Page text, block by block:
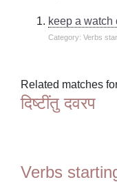
keep a watch
Category: Verbs
Related matches
दिष्टींतु दवरप
Verbs